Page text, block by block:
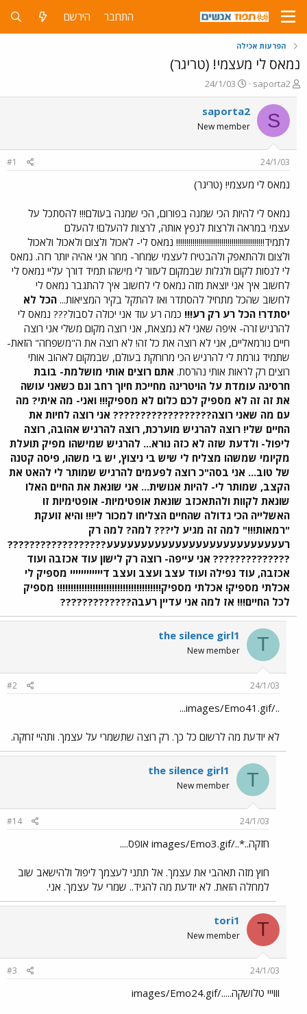
התחבר הירשם
הפרעות אכילה
נמאס לי מעצמי! (טריגר)
פ
ו
ת
ח
ה
ש
א
saporta2
פ
ו
ר
ם
ר
24/1/03
S
saporta2
New member
24/1/03
#1
נמאס לי מעצמי! (טריגר)
נמאס לי להיות הכי שמנה בפורום, הכי שמנה בעולם!!! להסתכל על
עצמי במראה ולרצות לנפץ אותה, לרצות להעלם! להעלם
לתמיד!!!!!!!!!!!!!!!!!!!!!!!!!!!!!!!!!!!!!!!!!!! נמאס לי- לאכול ולצום ולאכול ולאכול
ולצום ולהתאפק ולהבטיח לעצמי שמחר- מחר אני אהיה יותר רזה. נמאס
לי לנסות לקום ולגלות שבמקום לעזור לי מישהו תמיד דורך עליי נמאס לי
לחשוב איך אני יוצאת מזה נמאס לי לחשוב איך להתגבר נמאס לי
לחשוב שהכל מתחיל להסתדר ואז להתקל בקיר המציאות... הכל לא
יסתדר! הכל רע רק רע!!! כמה רע עוד אני יכולה לסבול??? נמאס לי
להרגיש זרה- איפה שאני לא נמצאת, אני רוצה מקום משלי אני רוצה
חיים נורמאליים, אני לא רוצה את כל זה! לא רוצה את ה"משפחה" הזאת-
שתמיד גורמת לי להרגיש הכי מרוחקת בעולם, שבמקום לאהוב אותי
רוצים רק לראות אותי נהרסת. אתם רוצים אותי מושלמת- בובת
חרסינה עומדת על הויטרינה מחייכת חיוך רחב וגם כשאני עושה
את זה זה לא מספיק לכם כלום לא מספיק!!! ואני- מה איתי? מה
עם מה שאני רוצה?????????????????? אני רוצה לחיות את
החיים שלי! רוצה להרגיש מוערכת, רוצה להרגיש אהובה, רוצה
ליפול- ולדעת שזה לא כזה נורא... להרגיש שמישהו מפיק תועלת
מקיומי שמשהו מצליח לי שיש בי ניצוץ, יש בי משהו, פיסה קטנה
של טוב... אני בסה"כ רוצה לפעמים להרגיש שמותר לי להאט את
הקצב, שמותר לי- להיות אנושית... אני שונאת את החיים האלו
שונאת לקוות ולהתאכזב שונאת אופטימיות- אופטימיות זו
האשלייה הכי גדולה שהחיים הצליחו למכור לי!!! והיא זועקת
"רמאות!!!" למה זה מגיע לי??? למה? למה רק
רעעעעעעעעעעעעעעעעעעעעעעעעעע??????????????????
?????????????? אני עייפה- רוצה רק לישון עוד אכזבה ועוד
אכזבה, עוד נפילה ועוד עצב ועצב ועצב דיייייייייייי מספיק לי
אכלתי מספיק! אכלתי מספיק!!!!!!!!!!!!!!!!!!!!!!!!!!!!!!!!!!!!!! מספיק
לכל החיים!!! אז למה אני עדיין רעבה?????????????
T
the silence girl1
New member
24/1/03
#2
../images/Emo41.gif...
לא יודעת מה לרשום כל כך. רק רוצה שתשמרי על עצמך. ותהיי זחקה.
T
the silence girl1
New member
24/1/03
#14
חזקה..*../images/Emo3.gif אופס....
חוץ מזה תאהבי את עצמך. אל תתני לעצמך ליפול ולהישאב שוב
למחלה הזאת. לא יודעת מה להגיד.. שמרי על עצמך. אני.
T
tori1
New member
24/1/03
#3
וווייי טלושקה...../images/Emo24.gif